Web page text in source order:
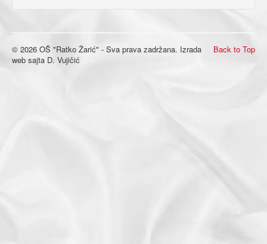
Back to Top
© 2026 OŠ "Ratko Žarić" - Sva prava zadržana. Izrada
web sajta D. Vujičić